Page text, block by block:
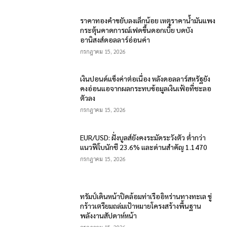
ราคาทองคำขยับลงเล็กน้อย เหตุราคาน้ำมันแพง
กระตุ้นคาดการณ์เฟดขึ้นดอกเบี้ย บดบัง
อานิสงส์ดอลลาร์อ่อนค่า
กรกฎาคม 15, 2026
เงินปอนด์แข็งค่าต่อเนื่อง หลังดอลลาร์สหรัฐยัง
คงอ่อนแอจากผลกระทบข้อมูลเงินเฟ้อที่ชะลอ
ตัวลง
กรกฎาคม 15, 2026
EUR/USD: ฝั่งบูลส์ยังคงระมัดระวังตัว ต่ำกว่า
แนวฟีโบนักชี 23.6% และด่านสำคัญ 1.1470
กรกฎาคม 15, 2026
ทรัมป์เดินหน้าปิดล้อมท่าเรืออิหร่านทางทะเล ขู่
กร้าวเตรียมถล่มเป้าหมายโครงสร้างพื้นฐาน
พลังงานสัปดาห์หน้า